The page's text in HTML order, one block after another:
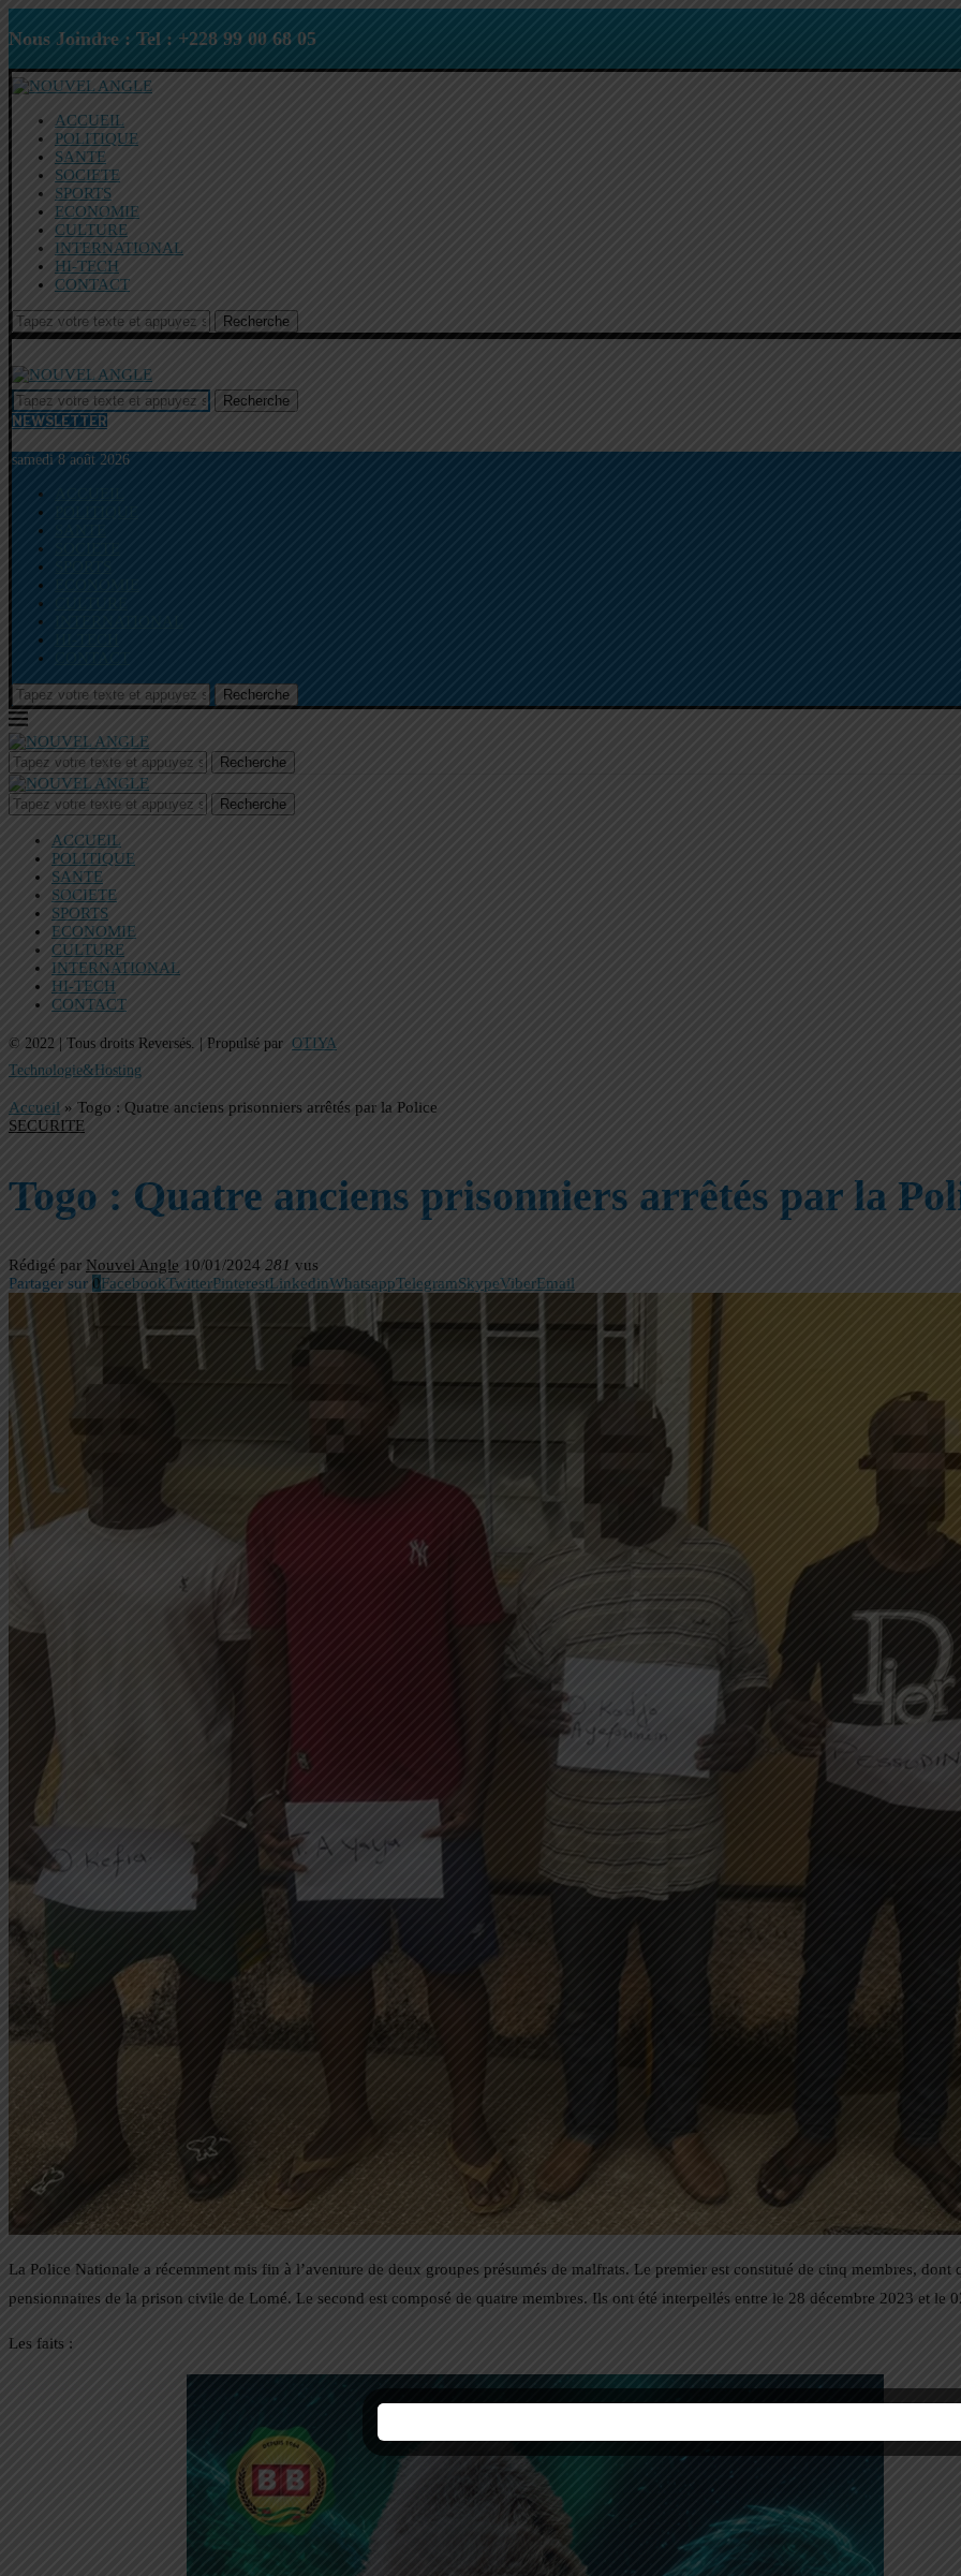
Nous Joindre : Tel : +228 99 00 68 05
ACCUEIL
POLITIQUE
SANTE
SOCIETE
SPORTS
ECONOMIE
CULTURE
INTERNATIONAL
HI-TECH
CONTACT
Recherche
Recherche
NEWSLETTER
samedi 8 août 2026
Recherche
Recherche
Recherche
ACCUEIL
POLITIQUE
SANTE
SOCIETE
SPORTS
ECONOMIE
CULTURE
INTERNATIONAL
HI-TECH
CONTACT
© 2022 | Tous droits Reversés. | Propulsé par OTIYA
Technologie&Hosting
Accueil » Togo : Quatre anciens prisonniers arrêtés par la Police
SECURITE
Togo : Quatre anciens prisonniers arrêtés par la
Rédigé par Nouvel Angle 10/01/2024 281 vus
Partager sur 0FacebookTwitterPinterestLinkedinWhatsappTelegramSkypeViberEmail
La Police Nationale a récemment mis fin à l’aventure de deux groupes présumés de malfrats. Le premier est constitué de cinq membres, dont
pensionnaires de la prison civile de Lomé. Le second est composé de quatre membres. Ils ont été interpellés entre le 28 décembre 2023 et le
Les faits :